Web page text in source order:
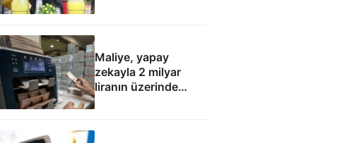
Maliye, yapay
zekayla 2 milyar
liranın üzerinde
hatalı kamu